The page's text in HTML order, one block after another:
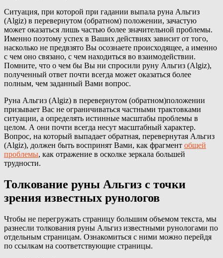
Ситуация, при которой при гадании выпала руна Альгиз
(Algiz) в перевернутом (обратном) положении, зачастую
может оказаться лишь частью более значительной проблемы.
Именно поэтому успех в Ваших действиях зависит от того,
насколько не предвзято Вы осознаете происходящее, а именно
с чем оно связано, с чем находиться во взаимодействии.
Помните, что о чем бы Вы ни спросили руну Альгиз (Algiz),
полученный ответ почти всегда может оказаться более
полным, чем заданный Вами вопрос.
Руна Альгиз (Algiz) в перевернутом (обратном)положении
призывает Вас не ограничиваться частными трактовками
ситуации, а определять истинные масштабы проблемы в
целом. А они почти всегда несут масштабный характер.
Вопрос, на который выпадает обратная, перевернутая Альгиз
(Algiz), должен быть воспринят Вами, как фрагмент общей
проблемы, как отражение в осколке зеркала большей
трудности.
Толкование руны Альгиз с точки
зрения известных рунологов
Чтобы не перегружать страницу большим объемом текста, мы
разнесли толкования руны Альгиз известными рунологами по
отдельным страницам. Ознакомиться с ними можно перейдя
по ссылкам на соответствующие страницы.